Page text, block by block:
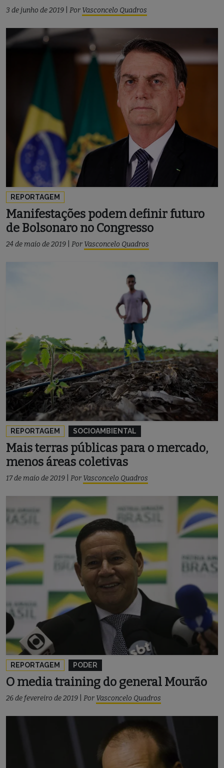
3 de junho de 2019 Por Vasconcelo Quadros
REPORTAGEM
Manifestações podem definir futuro
de Bolsonaro no Congresso
24 de maio de 2019 Por Vasconcelo Quadros
REPORTAGEM SOCIOAMBIENTAL
Mais terras públicas para o mercado,
menos áreas coletivas
17 de maio de 2019 Por Vasconcelo Quadros
REPORTAGEM PODER
O media training do general Mourão
26 de fevereiro de 2019 Por Vasconcelo Quadros